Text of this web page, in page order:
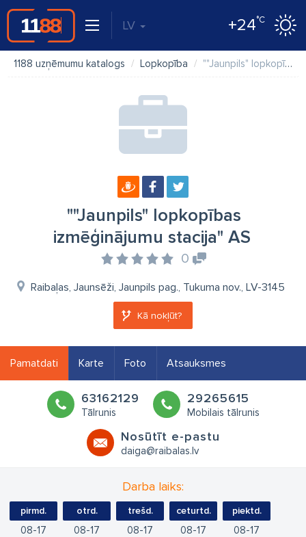
LV +24°C
1188 uzņēmumu katalogs Lopkopība ""Jaunpils" lopkopības izmēģinājumu stacija" AS
""Jaunpils" lopkopības
izmēģinājumu stacija" AS
0
Raibaļas, Jaunsēži, Jaunpils pag., Tukuma nov., LV-3145
Kā nokļūt?
Pamatdati Karte Foto Atsauksmes
63162129
Tālrunis
29265615
Mobilais tālrunis
Nosūtīt e-pastu
daiga@raibalas.lv
Darba laiks:
pirmd.
08 17
otrd.
08 17
trešd.
08 17
ceturtd.
08 17
piektd.
08 17